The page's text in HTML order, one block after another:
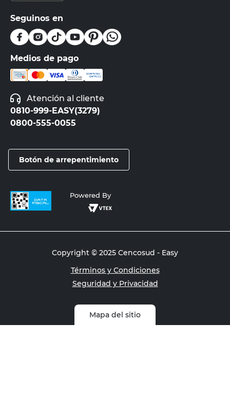
Seguinos en
Medios de pago
Atención al cliente
0810-999-EASY(3279)
0800-555-0055
Botón de arrepentimiento
Powered By
Copyright © 2025 Cencosud - Easy
Términos y Condiciones
Seguridad y Privacidad
Mapa del sitio